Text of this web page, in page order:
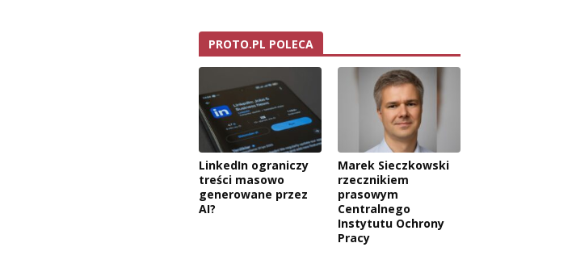
PROTO.PL POLECA
LinkedIn ograniczy
treści masowo
generowane przez
AI?
Marek Sieczkowski
rzecznikiem
prasowym
Centralnego
Instytutu Ochrony
Pracy